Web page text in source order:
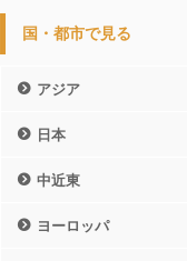
国・都市で見る
アジア
日本
中近東
ヨーロッパ